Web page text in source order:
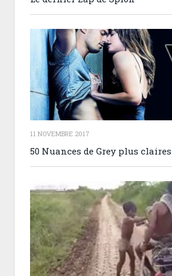
11 NOVEMBRE 2017
50 Nuances de Grey plus claires